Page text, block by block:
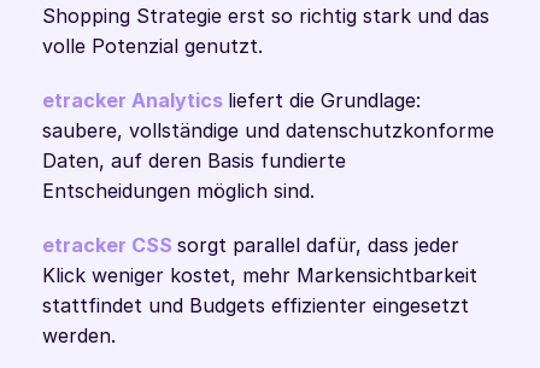
Shopping Strategie erst so richtig stark und das
volle Potenzial genutzt.
etracker Analytics liefert die Grundlage:
saubere, vollständige und datenschutzkonforme
Daten, auf deren Basis fundierte
Entscheidungen möglich sind.
etracker CSS sorgt parallel dafür, dass jeder
Klick weniger kostet, mehr Markensichtbarkeit
stattfindet und Budgets effizienter eingesetzt
werden.